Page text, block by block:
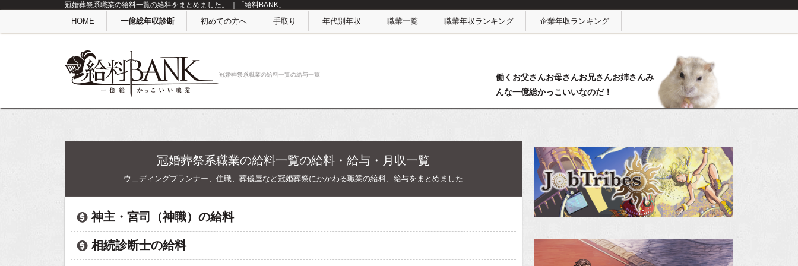
冠婚葬祭系職業の給料一覧の給料をまとめました。 ｜「給料BANK」
HOME 一億総年収診断 初めての方へ 手取り 年代別年収 職業一覧 職業年収ランキング 企業年収ランキング
冠婚葬祭系職業の給料一覧の給与一覧
働くお父さんお母さんお兄さんお姉さんみ
んな一億総かっこいいなのだ！
冠婚葬祭系職業の給料一覧の給料・給与・月収一覧
ウェディングプランナー、住職、葬儀屋など冠婚葬祭にかかわる職業の給料、給与をまとめました
神主・宮司（神職）の給料
相続診断士の給料